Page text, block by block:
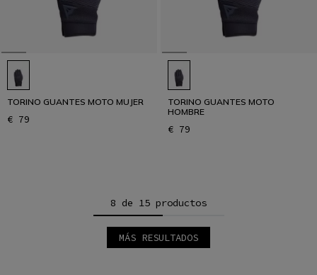
TORINO GUANTES MOTO MUJER
€ 79
TORINO GUANTES MOTO
HOMBRE
€ 79
8 de 15 productos
MÁS RESULTADOS